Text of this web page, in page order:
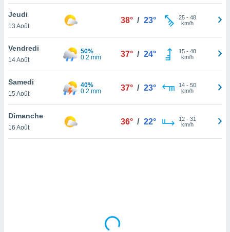
votre
à
en
le
Jeudi
13 Août
38° / 23° 25- 48
km/h
Vendredi
14 Août
50%
0.2 mm
37° / 24° 15- 48
km/h
Samedi
15 Août
40%
0.2 mm
37° / 23° 14- 50
km/h
Dimanche
16 Août
36° / 22° 12- 31
km/h